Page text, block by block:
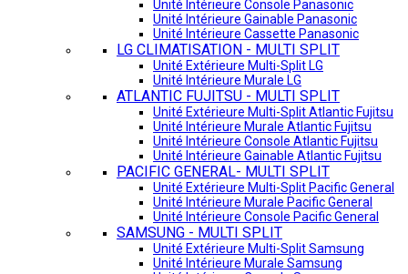
Unité Intérieure Console Panasonic
Unité Intérieure Gainable Panasonic
Unité Intérieure Cassette Panasonic
LG CLIMATISATION - MULTI SPLIT
Unité Extérieure Multi-Split LG
Unité Intérieure Murale LG
ATLANTIC FUJITSU - MULTI SPLIT
Unité Extérieure Multi-Split Atlantic Fujitsu
Unité Intérieure Murale Atlantic Fujitsu
Unité Intérieure Console Atlantic Fujitsu
Unité Intérieure Gainable Atlantic Fujitsu
PACIFIC GENERAL- MULTI SPLIT
Unité Extérieure Multi-Split Pacific General
Unité Intérieure Murale Pacific General
Unité Intérieure Console Pacific General
SAMSUNG - MULTI SPLIT
Unité Extérieure Multi-Split Samsung
Unité Intérieure Murale Samsung